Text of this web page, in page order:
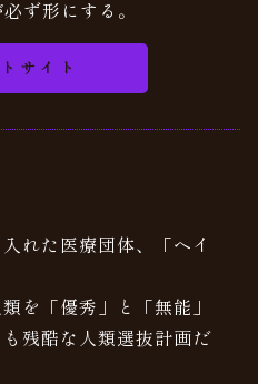
ず形にする。
サイト
れた医療団体、「ヘイ
を「優秀」と「無能」
残酷な人類選抜計画だ